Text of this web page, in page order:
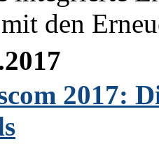
den
2017: